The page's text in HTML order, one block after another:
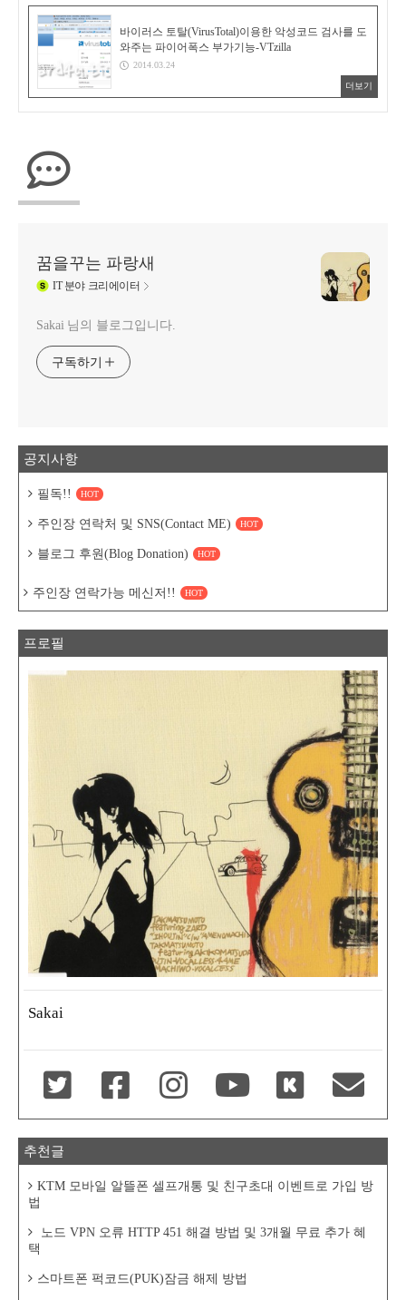
바이러스 토탈(VirusTotal)이용한 악성코드 검사를 도
와주는 파이어폭스 부가기능-VTzilla
2014.03.24
더보기
꿈을꾸는 파랑새
IT분야 크리에이터
Sakai 님의 블로그입니다.
구독하기
공지사항
필독!! HOT
주인장 연락처 및 SNS(Contact ME) HOT
블로그 후원(Blog Donation) HOT
주인장 연락가능 메신저!! HOT
프로필
Sakai
추천글
KTM 모바일 알뜰폰 셀프개통 및 친구초대 이벤트로 가입 방
법
노드 VPN 오류 HTTP 451 해결 방법 및 3개월 무료 추가 혜
택
스마트폰 퍽코드(PUK)잠금 해제 방법